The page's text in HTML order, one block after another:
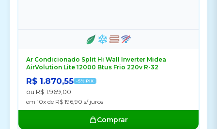
Ar Condicionado Split Hi Wall Inverter Midea
AirVolution Lite 12000 Btus Frio 220v R-32
R$ 1.870,55 -5% PIX
ou R$ 1.969,00
em 10x de R$ 196,90 s/ juros
Comprar